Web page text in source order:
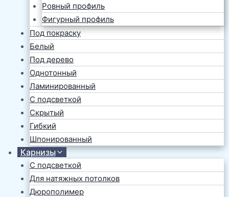
Ровный профиль
Фигурный профиль
Под покраску
Белый
Под дерево
Однотонный
Ламинированный
С подсветкой
Скрытый
Гибкий
Шпонированный
Карнизы
С подсветкой
Для натяжных потолков
Дюрополимер